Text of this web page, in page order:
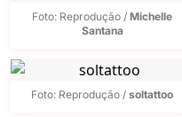
Foto: Reprodução / Michelle
Santana
Foto: Reprodução / soltattoo